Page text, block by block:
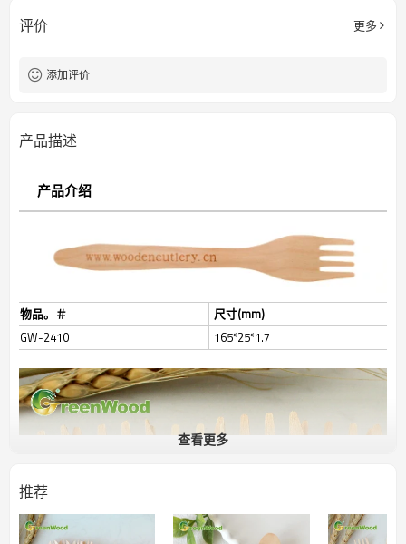
用法
最小起订量 每款 100,000 支
评价 更多
添加评价
产品描述
产品介绍
物品。＃
尺寸(mm)
GW-2410
165*25*1.7
查看更多
推荐